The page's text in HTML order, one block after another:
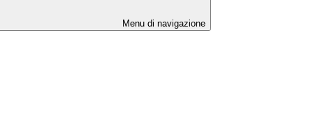
Menu di navigazione